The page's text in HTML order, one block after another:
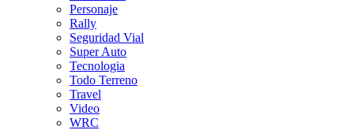
Personaje
Rally
Seguridad Vial
Super Auto
Tecnologia
Todo Terreno
Travel
Video
WRC